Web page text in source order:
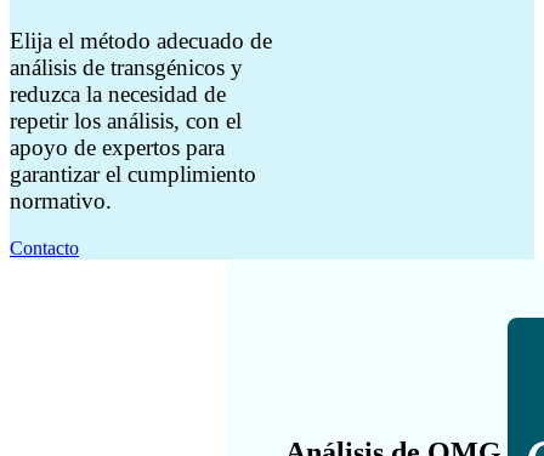
Elija el método adecuado de
análisis de transgénicos y
reduzca la necesidad de
repetir los análisis, con el
apoyo de expertos para
garantizar el cumplimiento
normativo.
Contacto